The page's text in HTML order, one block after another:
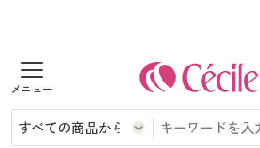
商品を探す
レディース
レディース
レディース通販すべて
インナー・下着